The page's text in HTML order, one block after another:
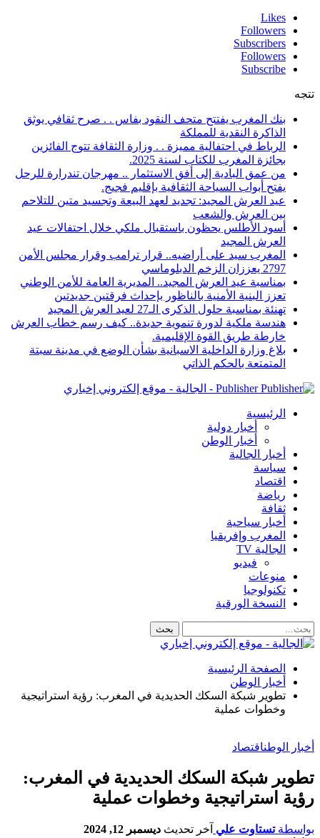
Likes
Followers
Subscribers
Followers
Subscribe
تتجه
بنك المغرب يفتتح متحف النقود بفاس . . صرح ثقافي يوثق
الذاكرة النقدية للمملكة
الرباط في احتفالية مميزة . . وزارة الثقافة تتوج الفائزين
بجائزة المغرب للكتاب لسنة 2025.
من عمق البادية إلى أفق الاستثمار .. مهرجان تندرارة للرحل
يفتح أبواب السياحة الثقافية بإقليم فجيج.
عيد العرش المجيد: تجديد لعهد البيعة وتجسيد متين للتلاحم
بين العرش والشعب
أسود الأطلس يحظون باستقبال ملكي خلال احتفالات عيد
العرش المجيد
المغرب سيد على أراضيه.. قرار ترامب وقرار مجلس الأمن
2797 يعززان الزخم الدبلوماسي
بمناسبة عيد العرش المجيد.. المديرية العامة للأمن الوطني
تعزز البنية الأمنية بالناظور بإحداث فرقتين جديدتين
تهنئة بمناسبة حلول الذكرى الـ27 لعيد العرش المجيد
هندسة ملكية لدورة تنموية جديدة.. كيف رسم خطاب العرش
خارطة طريق القوة الإقليمية.
بلاغ وزارة الداخلية الاسبانية بشأن الوضع في مدينة سبتة
المتمتعة بالحكم الذاتي
Publisher - الجالية - موقع إلكتروني إخباري
الرئيسية
أخبار دولية
أخبار الوطن
أخبار الجالية
سياسة
اقتصاد
رياضة
ثقافة
أخبار سياحية
المغرب وإفريقيا
الجالية TV
فيديو
منوعات
تكنولوجيا
النسخة الورقية
الصفحة الرئيسية
أخبار الوطن
تطوير شبكة السكك الحديدية في المغرب: رؤية استراتيجية
وخطوات عملية
أخبار الوطناقتصاد
تطوير شبكة السكك الحديدية في المغرب:
رؤية استراتيجية وخطوات عملية
بواسطةتستاوت علي آخر تحديث ديسمبر 12, 2024